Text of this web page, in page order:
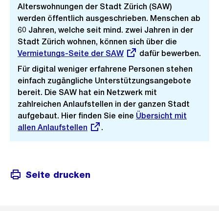
Alterswohnungen der Stadt Zürich (SAW)
werden öffentlich ausgeschrieben. Menschen ab
60 Jahren, welche seit mind. zwei Jahren in der
Stadt Zürich wohnen, können sich über die
Link:
Vermietungs-Seite der SAW
dafür bewerben.
Für digital weniger erfahrene Personen stehen
einfach zugängliche Unterstützungsangebote
bereit. Die SAW hat ein Netzwerk mit
zahlreichen Anlaufstellen in der ganzen Stadt
aufgebaut. Hier finden Sie eine Externer
Übersicht mit
allen Anlaufstellen
.
Seite drucken